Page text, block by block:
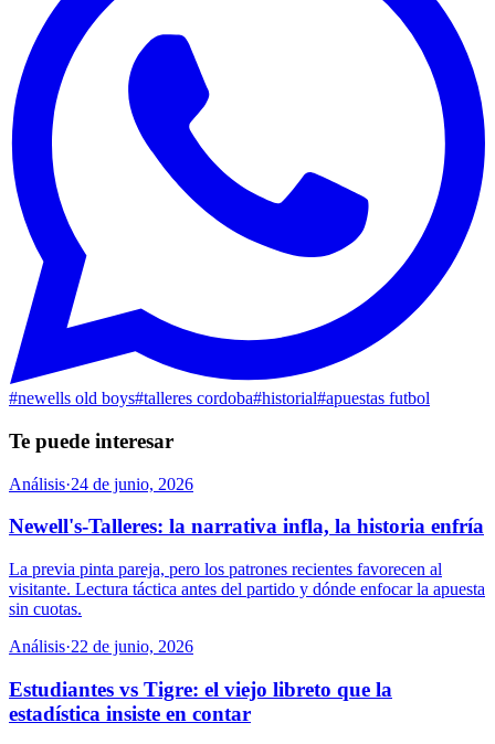
#newells old boys#talleres cordoba#historial#apuestas futbol
Te puede interesar
Análisis·24 de junio, 2026
Newell's-Talleres: la narrativa infla, la historia enfría
La previa pinta pareja, pero los patrones recientes favorecen al
visitante. Lectura táctica antes del partido y dónde enfocar la apuesta
sin cuotas.
Análisis·22 de junio, 2026
Estudiantes vs Tigre: el viejo libreto que la
estadística insiste en contar